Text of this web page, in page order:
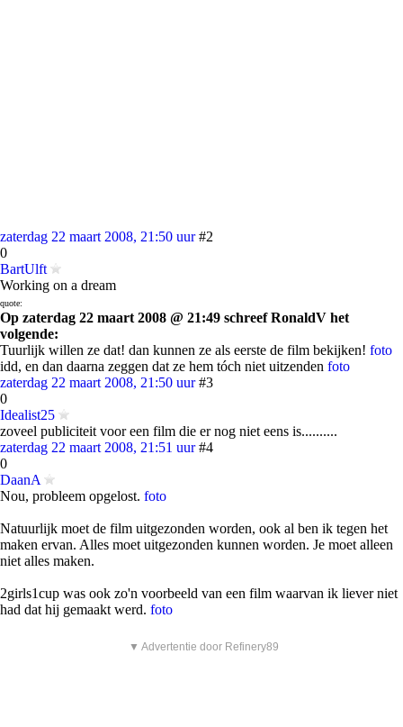
zaterdag 22 maart 2008, 21:50 uur #2
0
BartUlft
Working on a dream
quote:
Op zaterdag 22 maart 2008 @ 21:49 schreef RonaldV het
volgende:
Tuurlijk willen ze dat! dan kunnen ze als eerste de film bekijken! foto
idd, en dan daarna zeggen dat ze hem tóch niet uitzenden foto
zaterdag 22 maart 2008, 21:50 uur #3
0
Idealist25
zoveel publiciteit voor een film die er nog niet eens is..........
zaterdag 22 maart 2008, 21:51 uur #4
0
DaanA
Nou, probleem opgelost. foto
Natuurlijk moet de film uitgezonden worden, ook al ben ik tegen het
maken ervan. Alles moet uitgezonden kunnen worden. Je moet alleen
niet alles maken.
2girls1cup was ook zo'n voorbeeld van een film waarvan ik liever niet
had dat hij gemaakt werd. foto
▼ Advertentie door Refinery89